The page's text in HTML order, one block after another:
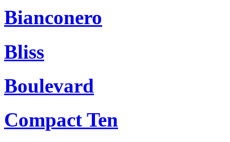
Bianconero
Bliss
Boulevard
Compact Ten